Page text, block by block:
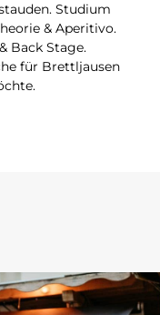
Studium
& Aperitivo.
Back Stage.
für Brettljausen